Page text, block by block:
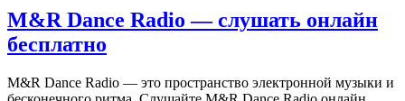
M&R Dance Radio — слушать онлайн
бесплатно
M&R Dance Radio — это пространство электронной музыки и